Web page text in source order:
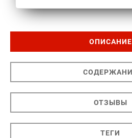
ОПИСАНИЕ
ОТЗЫВЫ
ТЕГИ